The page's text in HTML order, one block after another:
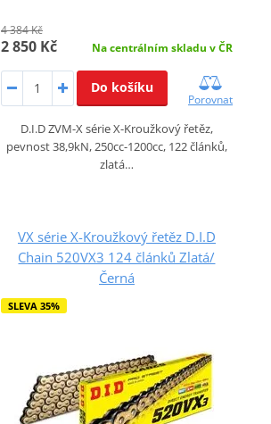
4 384 Kč
2 850 Kč Na centrálním skladu v ČR
Do košíku
Porovnat
D.I.D ZVM-X série X-Kroužkový řetěz,
pevnost 38,9kN, 250cc-1200cc, 122 článků,
zlatá…
VX série X-Kroužkový řetěz D.I.D
Chain 520VX3 124 článků Zlatá/
Černá
SLEVA 35%